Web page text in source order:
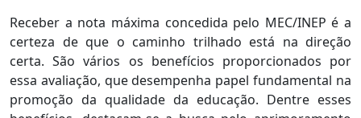
Receber a nota máxima concedida pelo MEC/INEP é a
certeza de que o caminho trilhado está na direção
certa. São vários os benefícios proporcionados por
essa avaliação, que desempenha papel fundamental na
promoção da qualidade da educação. Dentre esses